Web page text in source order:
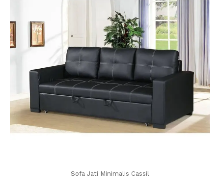
Sofa Jati Minimalis Cassil